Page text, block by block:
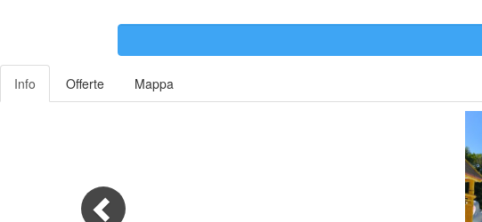
Info Offerte Mappa